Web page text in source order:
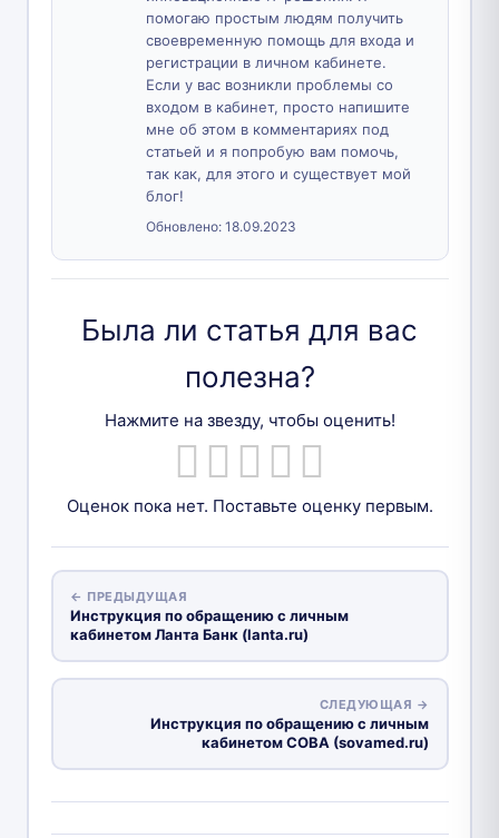
помогаю простым людям получить
своевременную помощь для входа и
регистрации в личном кабинете.
Если у вас возникли проблемы со
входом в кабинет, просто напишите
мне об этом в комментариях под
статьей и я попробую вам помочь,
так как, для этого и существует мой
блог!
Обновлено: 18.09.2023
Была ли статья для вас
полезна?
Нажмите на звезду, чтобы оценить!
Оценок пока нет. Поставьте оценку первым.
← ПРЕДЫДУЩАЯ
Инструкция по обращению с личным
кабинетом Ланта Банк (lanta.ru)
СЛЕДУЮЩАЯ →
Инструкция по обращению с личным
кабинетом СОВА (sovamed.ru)